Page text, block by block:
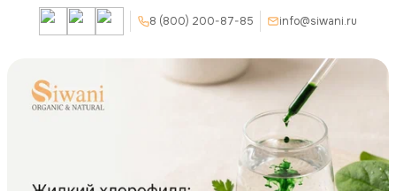
8 (800) 200-87-85 info@siwani.ru